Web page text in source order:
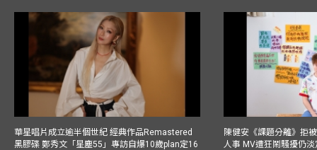
華星唱片成立逾半個世紀 經典作品Remastered
黑膠碟 鄭秀文「星塵55」專訪自爆10歲plan定16
陳健安《課題分離》拒
人事 MV遭狂鬧騷擾仍